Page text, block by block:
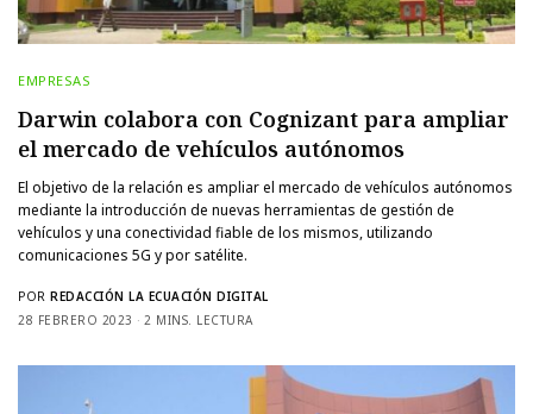
EMPRESAS
Darwin colabora con Cognizant para ampliar
el mercado de vehículos autónomos
El objetivo de la relación es ampliar el mercado de vehículos autónomos
mediante la introducción de nuevas herramientas de gestión de
vehículos y una conectividad fiable de los mismos, utilizando
comunicaciones 5G y por satélite.
POR REDACCIÓN LA ECUACIÓN DIGITAL
28 FEBRERO 2023
2 MINS. LECTURA